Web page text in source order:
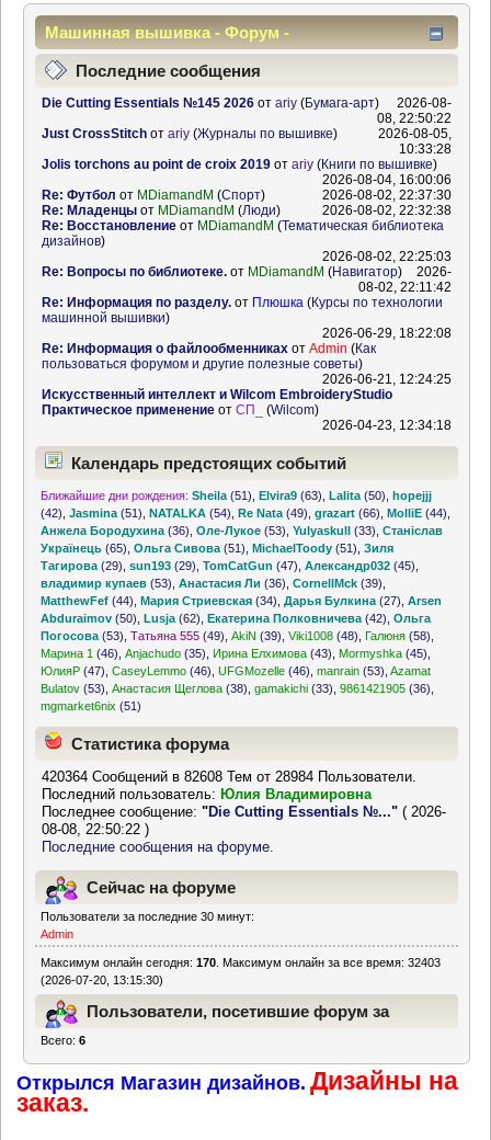
Машинная вышивка - Форум -
Информационный центр
Последние сообщения
Die Cutting Essentials №145 2026от ariy(Бумага-арт)
2026-08-
08, 22:50:22
Just CrossStitchот ariy(Журналы по вышивке)
2026-08-05,
10:33:28
Jolis torchons au point de croix 2019от ariy(Книги по вышивке)
2026-08-04, 16:00:06
Re: Футбол от MDiamandM (Спорт)
2026-08-02, 22:37:30
Re: Младенцыот MDiamandM (Люди)
2026-08-02, 22:32:38
Re: Восстановлениеот MDiamandM (Тематическая библиотека
дизайнов)
2026-08-02, 22:25:03
Re: Вопросы по библиотеке.от MDiamandM (Навигатор)
2026-
08-02, 22:11:42
Re: Информация по разделу.от Плюшка (Курсы по технологии
машинной вышивки)
2026-06-29, 18:22:08
Re: Информация о файлообменникахот Admin (Как
пользоваться форумом и другие полезные советы)
2026-06-21, 12:24:25
Искусственный интеллект и Wilcom EmbroideryStudio
Практическое применениеот СП_ (Wilcom)
2026-04-23, 12:34:18
Календарь предстоящих событий
Ближайшие дни рождения: Sheila (51) ,Elvira9 (63) ,Lalita (50) ,hopejjj
(42) ,Jasmina (51) ,NATALKA (54) ,Re Nata (49) ,grazart (66) ,MolliE (44)
Анжела Бородухина (36) ,Оле-Лукое (53) ,Yulyaskull (33) ,Станіслав
Українець (65) ,Ольга Сивова (51) ,MichaelToody (51) ,Зиля
Тагирова (29) ,sun193 (29) ,TomCatGun (47) ,Александр032 (45)
владимир купаев (53) ,Анастасия Ли (36) ,CornellMck (39)
MatthewFef (44) ,Мария Стриевская (34) ,Дарья Булкина (27) ,Arsen
Abduraimov (50) ,Lusja (62) ,Екатерина Полковничева (42) ,Ольга
Погосова (53) ,Татьяна 555 (49) ,AkiN (39) ,Viki1008 (48) Галюня (58)
Марина 1 (46) ,Anjachudo (35) Ирина Елхимова (43) Mormyshka (45)
ЮлияР (47) ,CaseyLemmo (46) ,UFGMozelle (46) ,manrain (53) ,Azamat
Bulatov (53) ,Анастасия Щеглова (38) ,gamakichi (33) ,9861421905 (36)
mgmarket6nix (51)
Статистика форума
420364 Сообщений в 82608 Тем от 28984 Пользователи.
Последний пользователь: Юлия Владимировна
Последнее сообщение:"Die Cutting Essentials №..." ( 2026-
08-08, 22:50:22 )
Последние сообщения на форуме.
Сейчас на форуме
Пользователи за последние 30 минут:
Admin
Максимум онлайн сегодня:170 . Максимум онлайн за все время: 32403
(2026-07-20, 13:15:30)
Пользователи, посетившие форум за
Всего:6
Открылся Магазин дизайнов. Дизайны на
заказ.